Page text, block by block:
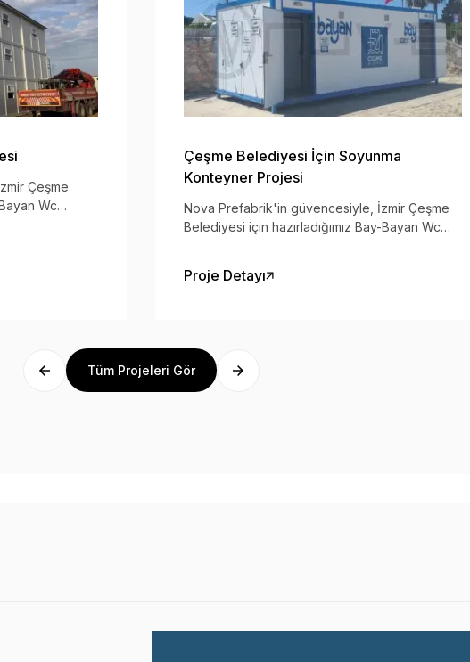
Çeşme
Wc
Çeşme Belediyesi İçin Soyunma
Konteyner Projesi
Nova Prefabrik'in güvencesiyle, İzmir Çeşme
Belediyesi için hazırladığımız Bay-Bayan Wc
Proje Detayı
Tüm Projeleri Gör